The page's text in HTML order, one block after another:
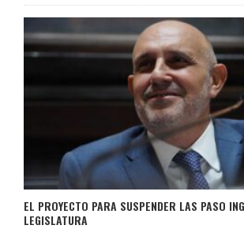
EL PROYECTO PARA SUSPENDER LAS PASO
LEGISLATURA